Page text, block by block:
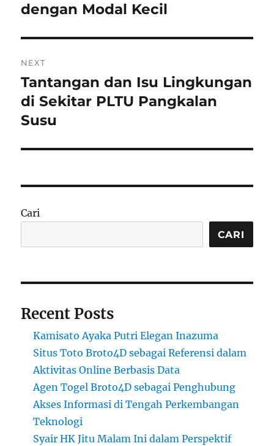
post:
dengan Modal Kecil
NEXT
Next
post:
Tantangan dan Isu Lingkungan
di Sekitar PLTU Pangkalan
Susu
Cari
CARI
Recent Posts
Kamisato Ayaka Putri Elegan Inazuma
Situs Toto Broto4D sebagai Referensi dalam
Aktivitas Online Berbasis Data
Agen Togel Broto4D sebagai Penghubung
Akses Informasi di Tengah Perkembangan
Teknologi
Syair HK Jitu Malam Ini dalam Perspektif